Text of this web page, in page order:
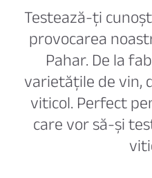
Testează-ți
provocarea
Pahar. De la
varietățile de vin,
viticol. Perfect
care vor să-și